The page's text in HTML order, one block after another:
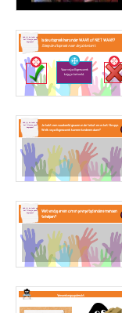
Is de uitspraak hieronder WAAR of NIET WAAR?
Sleep de uitspraak naar de juiste kant.
Heb jij de tekst en
het filmpje goed
begrepen?
Voor vrijwilligerswerk
krijg je betaald.
Je hebt een voorbeeld gezien in de tekst en in het filmpje.
Welk vrijwilligerswerk kunnen kinderen doen?
Heb jij de tekst en
het filmpje goed
begrepen?
Wat vind jij ervan om in je vrije tijd andere mensen
te helpen?
Heb jij de tekst en
het filmpje goed
begrepen?
Verwerkingsopdracht